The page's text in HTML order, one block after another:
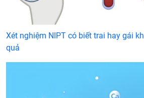
Xét nghiệm NIPT có biết trai hay gái
quả